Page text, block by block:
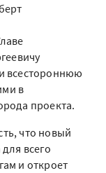
всестороннюю
в
проекта.
что новый
всего
и откроет